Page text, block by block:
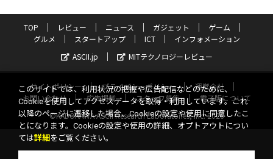
TOP レビュー ニュース ガジェット
ゲーム
グルメ
スタートアップ ICT
インフォメーション
ASCII.jp
MITテクノロジーレビュー
サイトポリシー プライバシーポリシー
運営会社
お問い合わせ
広告掲載 スタッフ募集
電子版について
©KADOKAWA ASCII Research Laboratories, Inc. 2026
このサイトでは、利用状況の把握や広告配信などのために、
Cookieを使用してアクセスデータを取得・利用しています。これ
以降のページに遷移した場合、Cookieの設定や使用に同意したこ
とになります。Cookieの設定や使用の詳細、オプトアウトについ
ては詳細 をご覧ください。